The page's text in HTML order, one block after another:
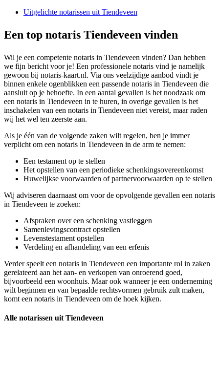
Uitgelichte notarissen uit Tiendeveen
Een top notaris Tiendeveen vinden
Wil je een competente notaris in Tiendeveen vinden? Dan hebben
we fijn bericht voor je! Een professionele notaris vind je namelijk
gewoon bij notaris-kaart.nl. Via ons veelzijdige aanbod vindt je
binnen enkele ogenblikken een passende notaris in Tiendeveen die
aansluit op je behoefte. In een aantal gevallen is het noodzaak om
een notaris in Tiendeveen in te huren, in overige gevallen is het
inschakelen van een notaris in Tiendeveen niet vereist, maar raden
wij het wel ten zeerste aan.
Als je één van de volgende zaken wilt regelen, ben je immer
verplicht om een notaris in Tiendeveen in de arm te nemen:
Een testament op te stellen
Het opstellen van een periodieke schenkingsovereenkomst
Huwelijkse voorwaarden of partnervoorwaarden op te stellen
Wij adviseren daarnaast om voor de opvolgende gevallen een notaris
in Tiendeveen te zoeken:
Afspraken over een schenking vastleggen
Samenlevingscontract opstellen
Levenstestament opstellen
Verdeling en afhandeling van een erfenis
Verder speelt een notaris in Tiendeveen een importante rol in zaken
gerelateerd aan het aan- en verkopen van onroerend goed,
bijvoorbeeld een woonhuis. Maar ook wanneer je een onderneming
wilt beginnen en van bepaalde rechtsvormen gebruik zult maken,
komt een notaris in Tiendeveen om de hoek kijken.
Alle notarissen uit Tiendeveen